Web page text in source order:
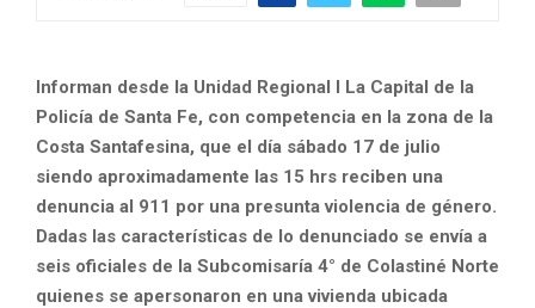
Informan desde la Unidad Regional I La Capital de la
Policía de Santa Fe, con competencia en la zona de la
Costa Santafesina, que el día sábado 17 de julio
siendo aproximadamente las 15 hrs reciben una
denuncia al 911 por una presunta violencia de género.
Dadas las características de lo denunciado se envía a
seis oficiales de la Subcomisaría 4° de Colastiné Norte
quienes se apersonaron en una vivienda ubicada